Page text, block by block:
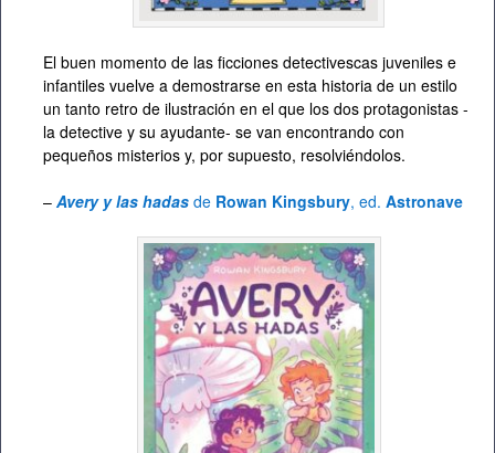
El buen momento de las ficciones detectivescas juveniles e
infantiles vuelve a demostrarse en esta historia de un estilo
un tanto retro de ilustración en el que los dos protagonistas -
la detective y su ayudante- se van encontrando con
pequeños misterios y, por supuesto, resolviéndolos.
– Avery y las hadas de Rowan Kingsbury, ed. Astronave